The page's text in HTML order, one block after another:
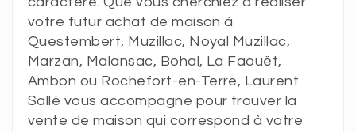
votre futur achat de maison à
Questembert, Muzillac, Noyal Muzillac,
Marzan, Malansac, Bohal, La Faouët,
Ambon ou Rochefort-en-Terre, Laurent
Sallé vous accompagne pour trouver la
vente de maison qui correspond à votre